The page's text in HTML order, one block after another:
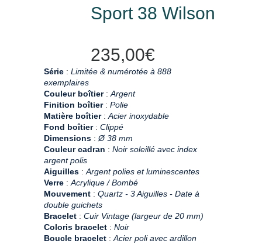
Sport 38 Wilson
235,00€
Série : Limitée & numérotée à 888
exemplaires
Couleur boîtier: Argent
Finition boîtier: Polie
Matière boîtier: Acier inoxydable
Fond boîtier: Clippé
Dimensions : Ø 38 mm
Couleur cadran : Noir soleillé avec index
argent polis
Aiguilles : Argent polies et luminescentes
Verre : Acrylique / Bombé
Mouvement : Quartz - 3 Aiguilles - Date à
double guichets
Bracelet : Cuir Vintage (largeur de 20 mm)
Coloris bracelet : Noir
Boucle bracelet : Acier poli avec ardillon